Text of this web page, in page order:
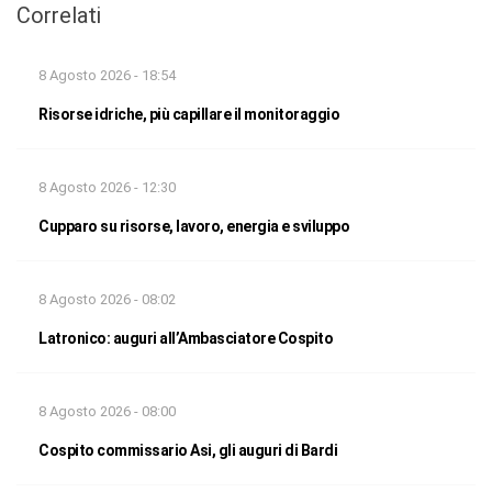
Correlati
8 Agosto 2026 - 18:54
Risorse idriche, più capillare il monitoraggio
8 Agosto 2026 - 12:30
Cupparo su risorse, lavoro, energia e sviluppo
8 Agosto 2026 - 08:02
Latronico: auguri all’Ambasciatore Cospito
8 Agosto 2026 - 08:00
Cospito commissario Asi, gli auguri di Bardi